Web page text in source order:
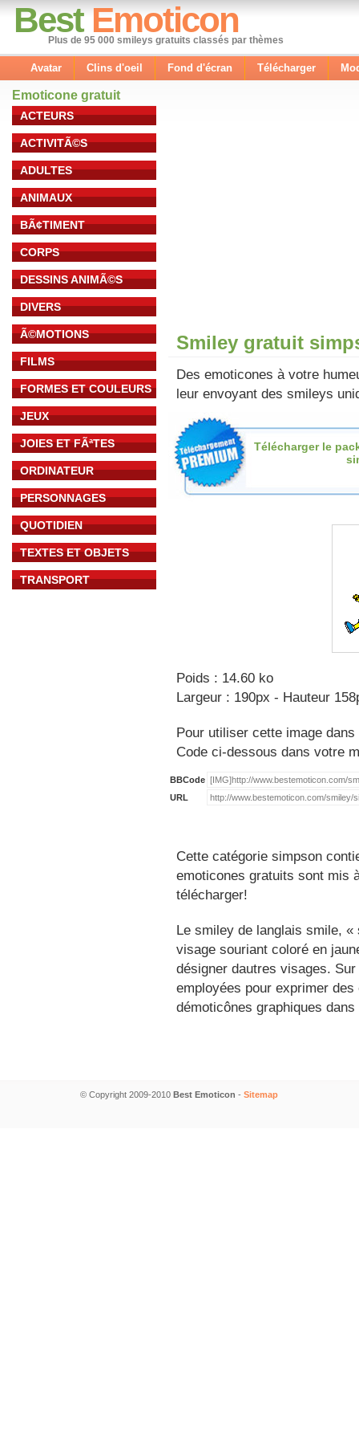
Best Emoticon
Plus de 95 000 smileys gratuits classés par thèmes
Avatar Clins d'oeil Fond d'écran Télécharger
Emoticone gratuit
ACTEURS
ACTIVITÃ©S
ADULTES
ANIMAUX
BÃ¢TIMENT
CORPS
DESSINS ANIMÃ©S
DIVERS
Ã©MOTIONS
FILMS
FORMES ET COULEURS
JEUX
JOIES ET FÃªTES
ORDINATEUR
PERSONNAGES
QUOTIDIEN
TEXTES ET OBJETS
TRANSPORT
Smiley gratuit
Des emoticones à votre
leur envoyant des smileys
Télécharger le
Poids : 14.60 ko
Largeur : 190px - Hauteur
Pour utiliser cette image
Code ci-dessous dans votre
BBCode
URL
Cette catégorie simpson
emoticones gratuits sont mis
télécharger!
Le smiley de langlais smile,
visage souriant coloré en
désigner dautres visages.
employées pour exprimer
démoticônes graphiques
© Copyright 2009-2010 Best Emoticon - Sitemap